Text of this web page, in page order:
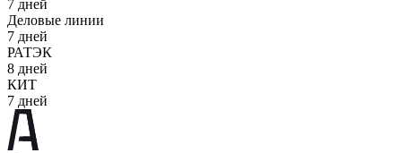
7 дней
Деловые линии
7 дней
РАТЭК
8 дней
КИТ
7 дней